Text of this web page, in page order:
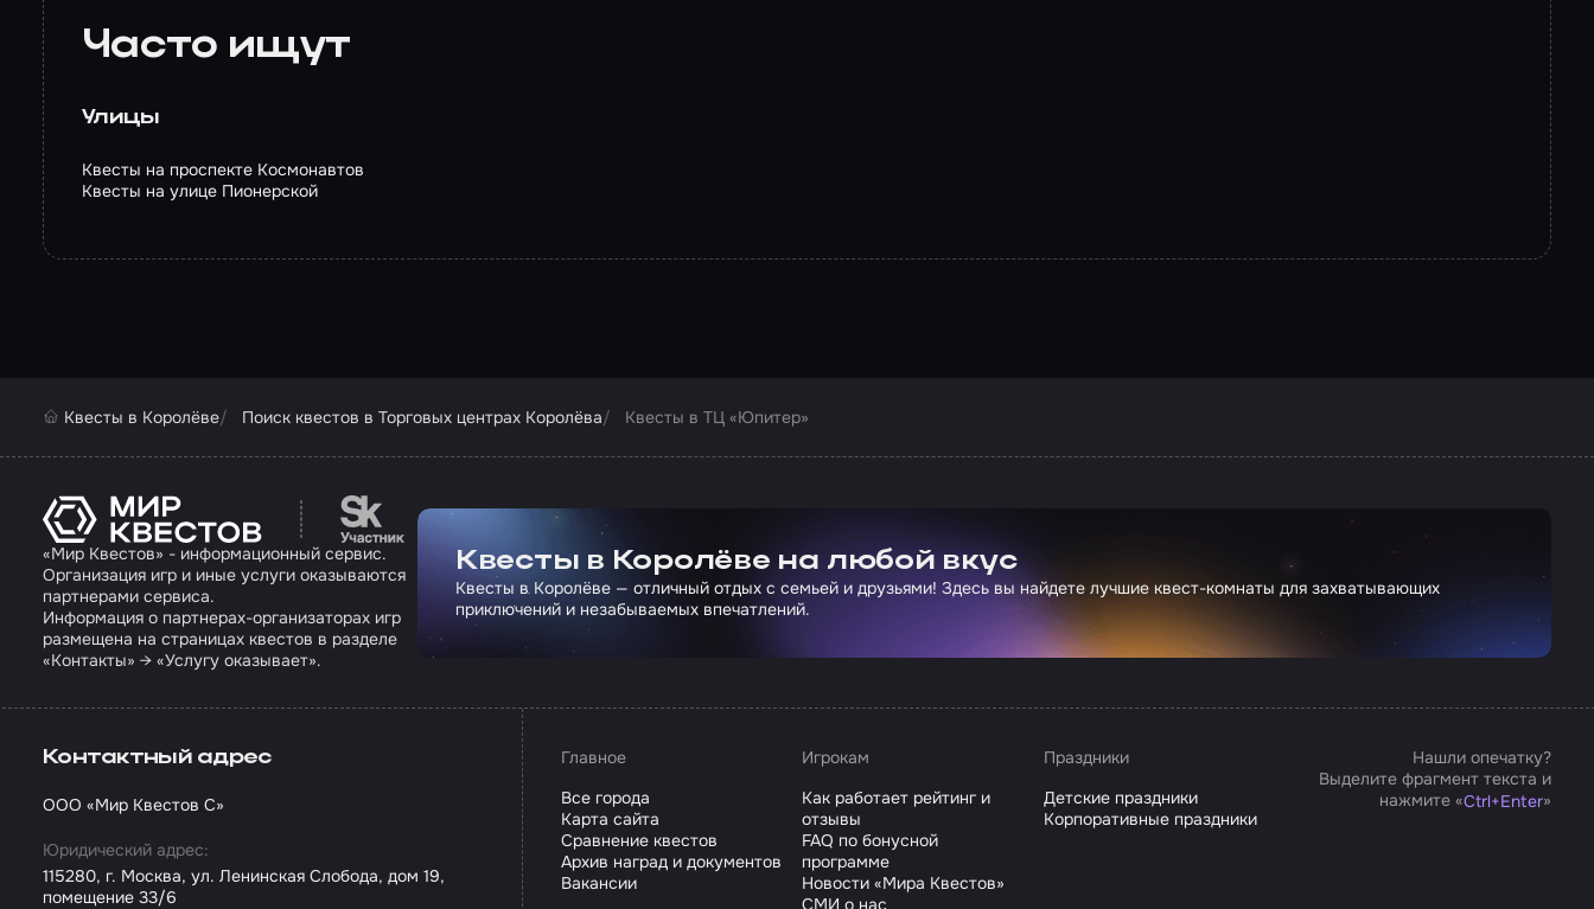
Часто ищут
Улицы
Квесты на проспекте Космонавтов
Квесты на улице Пионерской
Квесты в Королёве Поиск квестов в Торговых центрах Королёва Квесты в ТЦ «Юпитер»
Перейти на сайт партнера Сколково
«Мир Квестов» - информационный сервис.
Организация игр и иные услуги оказываются
партнерами сервиса.
Информация о партнерах-организаторах игр
размещена на страницах квестов в разделе
«Контакты» → «Услугу оказывает».
Квесты в Королёве на любой вкус
Квесты в Королёве — отличный отдых с семьей и друзьями! Здесь вы найдете лучшие квест-комнаты для захватывающих
приключений и незабываемых впечатлений.
Контактный адрес
ООО «Мир Квестов С»
Юридический адрес:
115280, г. Москва, ул. Ленинская Слобода, дом 19,
помещение 33/6
Главное
Все города
Карта сайта
Сравнение квестов
Архив наград и документов
Вакансии
Игрокам
Как работает рейтинг и
отзывы
FAQ по бонусной
программе
Новости «Мира Квестов»
СМИ о нас
Праздники
Детские праздники
Корпоративные праздники
Нашли опечатку?
Выделите фрагмент текста и
нажмите «Ctrl+Enter»